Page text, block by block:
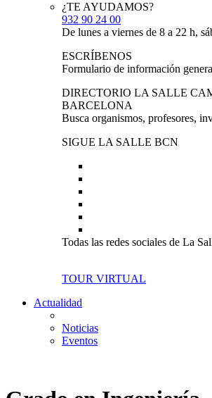
¿TE AYUDAMOS?
932 90 24 00
De lunes a viernes de 8 a 22 h,
ESCRÍBENOS
Formulario de información
DIRECTORIO LA SALLE
BARCELONA
Busca organismos, profesores,
SIGUE LA SALLE BCN
Todas las redes sociales de La
TOUR VIRTUAL
Actualidad
Noticias
Eventos